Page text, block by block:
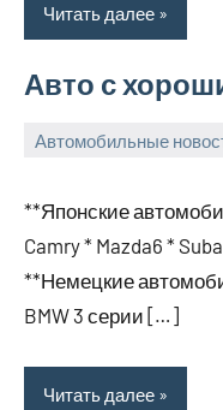
Читать далее
Авто с
Автомобильные
2024
**Японские
Camry * Mazda6 *
**Немецкие
BMW 3 серии […]
Читать далее